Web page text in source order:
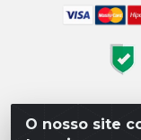
O nosso site
Matriz R3